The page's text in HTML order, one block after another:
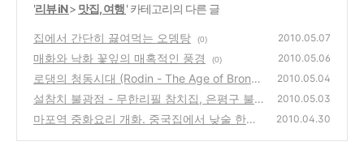
'리뷰 iN> 맛집, 여행' 카테고리의 다른 글
집에서 간단히 끓여먹는 오뎅탕 (0) 2010.05.07
매화와 낙화 꽃잎의 매혹적인 풍경 (0) 2010.05.06
로댕의 청동시대 (Rodin - The Age of Bronz
e)
(0)
2010.05.04
설참치 불광점 - 무한리필 참치집, 은평구 불광
동 맛집
(2)
2010.05.03
마포역 중화요리 개화. 중국집에서 낮술 한잔
2010.04.30